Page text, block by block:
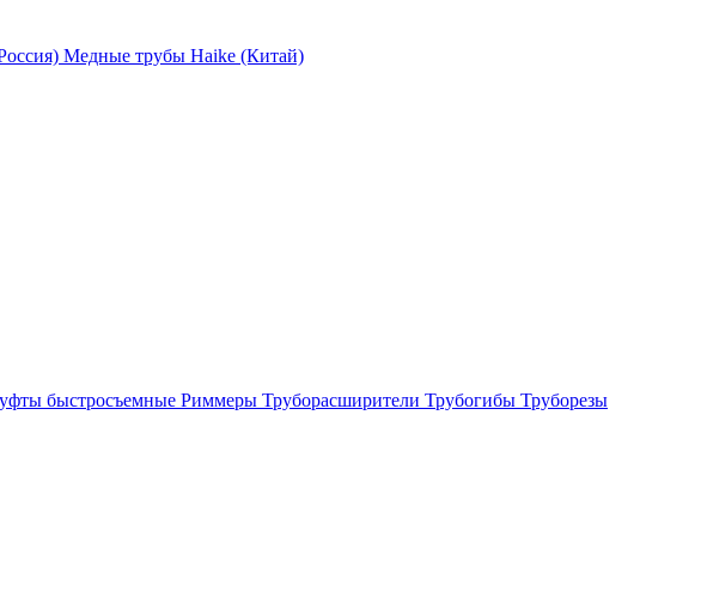
Медные трубы Haike (Китай)
быстросъемные Риммеры Труборасширители Трубогибы Труборезы